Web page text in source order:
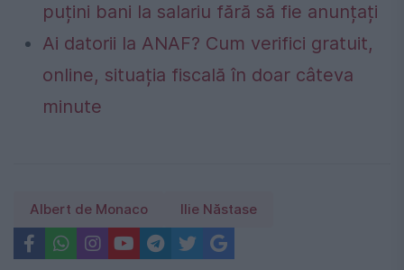
puțini bani la salariu fără să fie anunțați
Ai datorii la ANAF? Cum verifici gratuit,
online, situația fiscală în doar câteva
minute
Albert de Monaco Ilie Năstase